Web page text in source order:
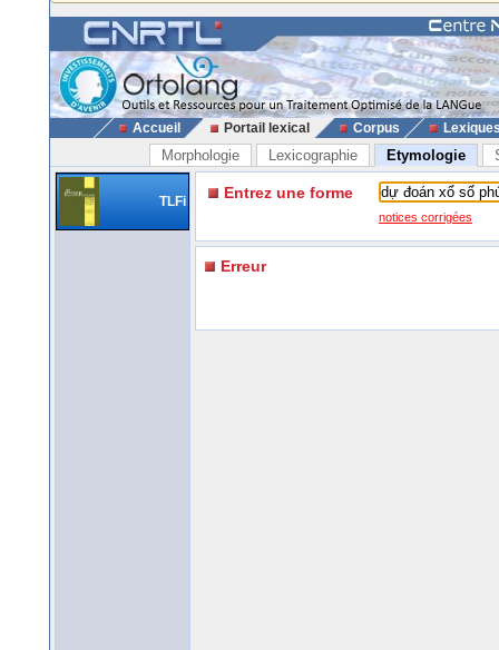
Accueil Portail lexical Corpus
Morphologie Lexicographie Etymologie
TLFi Entrez une forme
notices corrigées
Erreur